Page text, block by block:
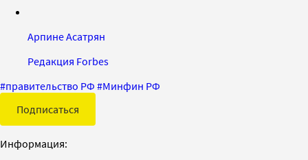
Арпине Асатрян
Редакция Forbes
#правительство РФ #Минфин РФ
Подписаться
Информация: